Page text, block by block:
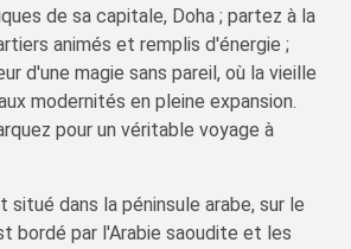
de sa capitale, Doha ; partez à la
animés et remplis d'énergie ;
d'une magie sans pareil, où la vieille
modernités en pleine expansion.
pour un véritable voyage à
situé dans la péninsule arabe, sur le
bordé par l'Arabie saoudite et les